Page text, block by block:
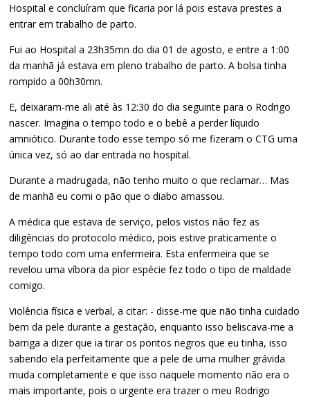
Hospital e concluíram que ficaria por lá pois estava prestes a
entrar em trabalho de parto.
Fui ao Hospital a 23h35mn do dia 01 de agosto, e entre a 1:00
da manhã já estava em pleno trabalho de parto. A bolsa tinha
rompido a 00h30mn.
E, deixaram-me ali até às 12:30 do dia seguinte para o Rodrigo
nascer. Imagina o tempo todo e o bebê a perder líquido
amniótico. Durante todo esse tempo só me fizeram o CTG uma
única vez, só ao dar entrada no hospital.
Durante a madrugada, não tenho muito o que reclamar… Mas
de manhã eu comi o pão que o diabo amassou.
A médica que estava de serviço, pelos vistos não fez as
diligências do protocolo médico, pois estive praticamente o
tempo todo com uma enfermeira. Esta enfermeira que se
revelou uma víbora da pior espécie fez todo o tipo de maldade
comigo.
Violência física e verbal, a citar: - disse-me que não tinha cuidado
bem da pele durante a gestação, enquanto isso beliscava-me a
barriga a dizer que ia tirar os pontos negros que eu tinha, isso
sabendo ela perfeitamente que a pele de uma mulher grávida
muda completamente e que isso naquele momento não era o
mais importante, pois o urgente era trazer o meu Rodrigo